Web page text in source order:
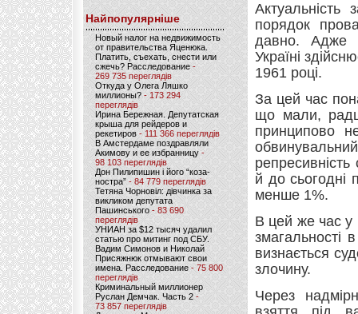
Найпопулярніше
Новый налог на недвижимость
от правительства Яценюка.
Платить, съехать, снести или
сжечь? Расследование-
269 735 переглядів
Откуда у Олега Ляшко
миллионы? - 173 294
переглядів
Ирина Бережная. Депутатская
крыша для рейдеров и
рекетиров - 111 366 переглядів
В Амстердаме поздравляли
Акимову и ее избранницу -
98 103 переглядів
Дон Пилипишин і його “коза-
ностра” - 84 779 переглядів
Тетяна Чорновіл: дівчинка за
викликом депутата
Пашинського- 83 690
переглядів
УНИАН за $12 тысяч удалил
статью про митинг под СБУ.
Вадим Симонов и Николай
Присяжнюк отмывают свои
имена. Расследование - 75 800
переглядів
Криминальный миллионер
Руслан Демчак. Часть 2-
73 857 переглядів
Актуальність
порядок
давно. Адже
Україні
1961 році.
За цей час
що мали,
принципово
репресивність
й до сьогодні
менше 1%.
В цей же час у
змагальності
визнається
злочину.
Через